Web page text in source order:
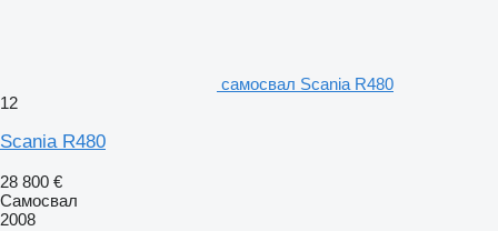
самосвал Scania R480
12
Scania R480
28 800 €
Самосвал
2008